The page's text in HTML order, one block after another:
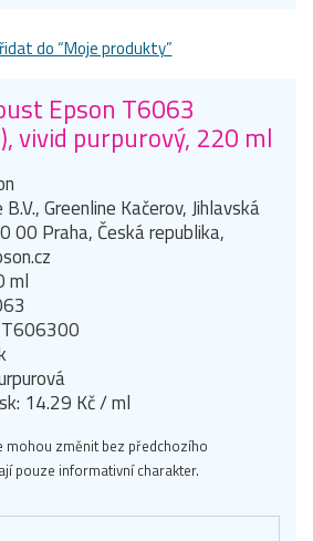
do “Moje produkty”
Epson T6063
vivid purpurový, 220 ml
Greenline Kačerov, Jihlavská
Praha, Česká republika,
ml
14.29 Kč / ml
mohou změnit bez předchozího
pouze informativní charakter.